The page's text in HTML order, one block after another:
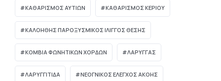
ΚΑΘΑΡΙΣΜΟΣ ΑΥΤΙΩΝ ΚΑΘΑΡΙΣΜΟΣ ΚΕΡΙΟΥ
ΚΑΛΟΗΘΗΣ ΠΑΡΟΞΥΣΜΙΚΟΣ ΙΛΙΓΓΟΣ ΘΕΣΗΣ
ΚΟΜΒΊΑ ΦΩΝΗΤΙΚΏΝ ΧΟΡΔΏΝ ΛΑΡΥΓΓΑΣ
ΛΑΡΥΓΓΙΤΙΔΑ ΝΕΟΓΝΙΚΌΣ ΈΛΕΓΧΟΣ ΑΚΟΉΣ